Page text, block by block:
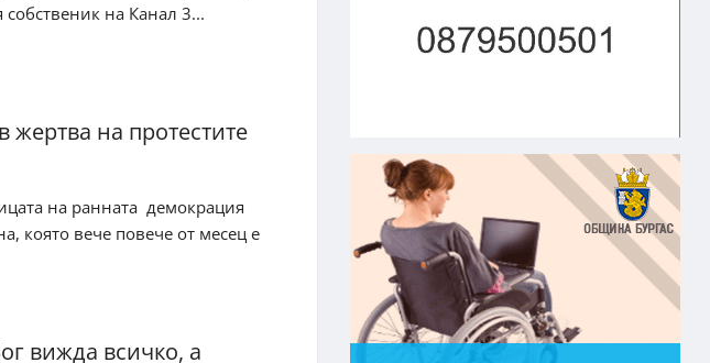
на Канал 3...
жертва на протестите
на ранната демокрация
която вече повече от месец е
вижда всичко, а